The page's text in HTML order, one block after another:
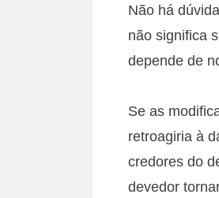
Não há
não significa
depende de
Se as
retroagiria à
credores do
devedor